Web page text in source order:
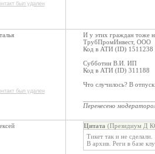
был удален
был удален
И у этих граждан тоже
ТрубПромИнвест, ООО
Код в АТИ (ID) 1511238
Субботин В.И. ИП
Код в АТИ (ID) 311188
Что случилось? В
Перенесено
Цитата (Президиум Д
Тикет так и не сделали.
В архив. Реги в базе